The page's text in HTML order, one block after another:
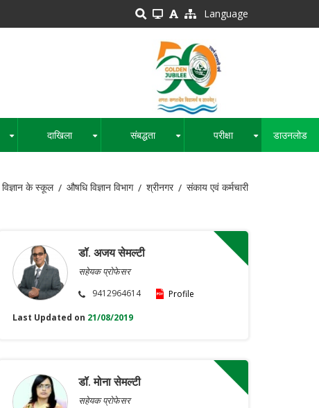
Language
दाखिला संबद्धता परीक्षा डाउनलोड
विज्ञान के स्कूल औषधि विज्ञान विभाग श्रीनगर संकाय एवं कर्मचारी
डॉ. अजय सेमल्टी
सहेयक प्रोफेसर
9412964614
Profile
Last Updated on 21/08/2019
डॉ. मोना सेमल्टी
सहेयक प्रोफेसर